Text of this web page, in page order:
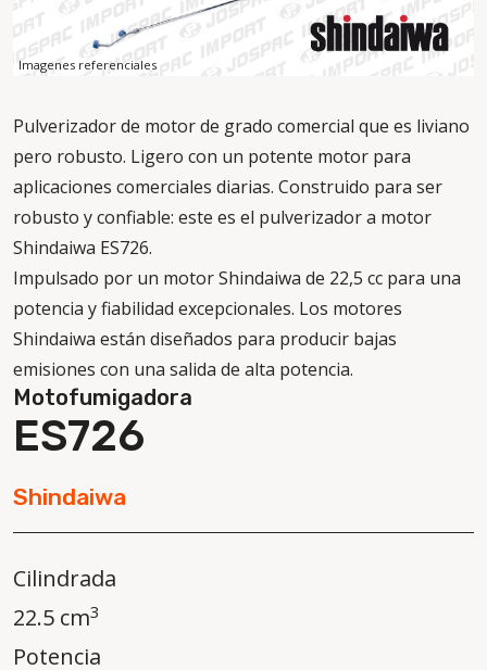
Imagenes referenciales
Pulverizador de motor de grado comercial que es liviano
pero robusto. Ligero con un potente motor para
aplicaciones comerciales diarias. Construido para ser
robusto y confiable: este es el pulverizador a motor
Shindaiwa ES726.
Impulsado por un motor Shindaiwa de 22,5 cc para una
potencia y fiabilidad excepcionales. Los motores
Shindaiwa están diseñados para producir bajas
emisiones con una salida de alta potencia.
Motofumigadora
ES726
Shindaiwa
Cilindrada
22.5 cm3
Potencia